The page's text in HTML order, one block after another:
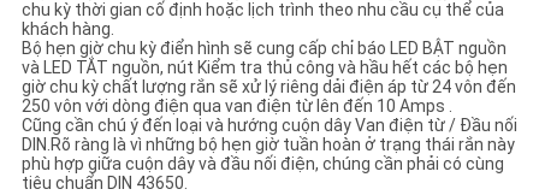
SÁCH
BẢO
MẬT
chu kỳ thời gian cố định hoặc lịch trình theo nhu cầu cụ thể của
khách hàng.
Bộ hẹn giờ chu kỳ điển hình sẽ cung cấp chỉ báo LED BẬT nguồn
và LED TẮT nguồn, nút Kiểm tra thủ công và hầu hết các bộ hẹn
giờ chu kỳ chất lượng rắn sẽ xử lý riêng dải điện áp từ 24 vôn đến
250 vôn với dòng điện qua van điện từ lên đến 10 Amps .
Cũng cần chú ý đến loại và hướng cuộn dây Van điện từ / Đầu nối
DIN.Rõ ràng là vì những bộ hẹn giờ tuần hoàn ở trạng thái rắn này
phù hợp giữa cuộn dây và đầu nối điện, chúng cần phải có cùng
tiêu chuẩn DIN 43650.